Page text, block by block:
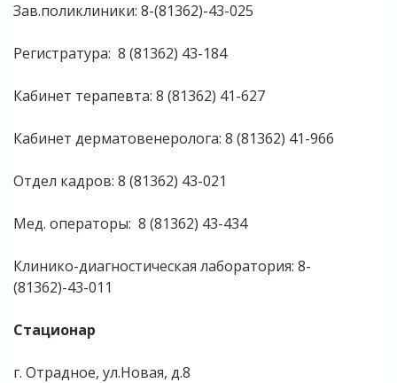
Зав.поликлиники: 8-(81362)-43-025
Регистратура: 8 (81362) 43-184
Кабинет терапевта: 8 (81362) 41-627
Кабинет дерматовенеролога: 8 (81362) 41-966
Отдел кадров: 8 (81362) 43-021
Мед. операторы: 8 (81362) 43-434
Клинико-диагностическая лаборатория: 8-
(81362)-43-011
Стационар
г. Отрадное, ул.Новая, д.8